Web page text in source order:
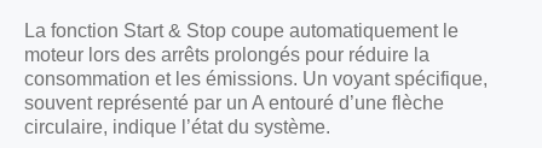
La fonction Start & Stop coupe automatiquement le
moteur lors des arrêts prolongés pour réduire la
consommation et les émissions. Un voyant spécifique,
souvent représenté par un A entouré d’une flèche
circulaire, indique l’état du système.